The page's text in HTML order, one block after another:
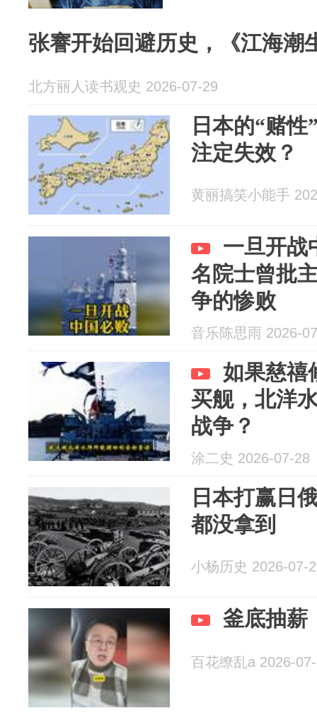
张謇开始回避历史，《江海潮
北方丽人读书观史 2026-07-29
日本的“赌
注定失效？
黄丽搞笑小能手
一旦开战
名院士曾批
争的惨败
音乐陈思雨 2026-
如果慈禧
买舰，北洋
战争？
涂二史 2026-07-28
日本打赢日
都没拿到
小杨历史 2026-07-
釜底抽薪
百花缭乱a 2026-